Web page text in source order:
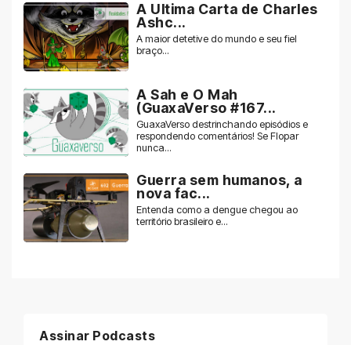
A Ultima Carta de Charles
Ashc...
A maior detetive do mundo e seu fiel
braço...
A Sah e O Mah
(GuaxaVerso #167...
GuaxaVerso destrinchando episódios e
respondendo comentários! Se Flopar
nunca...
Guerra sem humanos, a
nova fac...
Entenda como a dengue chegou ao
território brasileiro e...
Assinar Podcasts